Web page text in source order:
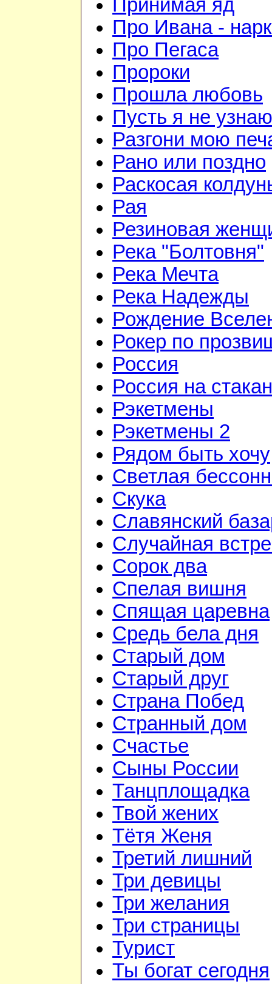
Принимая яд
Про Ивана -
Про Пегаса
Пророки
Прошла любовь
Пусть я не узнаю
Разгони мою
Рано или поздно
Раскосая
Рая
Резиновая
Река "Болтовня"
Река Мечта
Река Надежды
Рождение
Рокер по
Россия
Россия на
Рэкетмены
Рэкетмены 2
Рядом быть хочу
Светлая
Скука
Славянский
Случайная
Сорок два
Спелая вишня
Спящая царевна
Средь бела дня
Старый дом
Старый друг
Страна Побед
Странный дом
Счастье
Сыны России
Танцплощадка
Твой жених
Тётя Женя
Третий лишний
Три девицы
Три желания
Три страницы
Турист
Ты богат сегодня